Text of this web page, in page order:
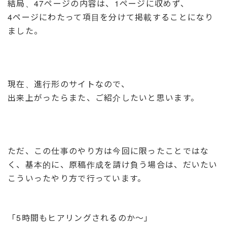
結局、47ページの内容は、1ページに収めず、
4ページにわたって項目を分けて掲載することになり
ました。
現在、進行形のサイトなので、
出来上がったらまた、ご紹介したいと思います。
ただ、この仕事のやり方は今回に限ったことではな
く、基本的に、原稿作成を請け負う場合は、だいたい
こういったやり方で行っています。
「5時間もヒアリングされるのか～」